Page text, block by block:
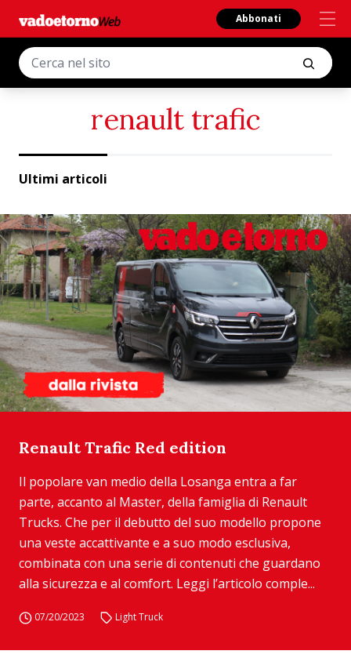
Abbonati
renault trafic
Ultimi articoli
Renault Trafic Red edition
Il popolare van medio della Losanga entra a far
parte, accanto al Master, della famiglia di Renault
Trucks. Che per il debutto del suo modello propone
una veste accattivante e a suo modo esclusiva,
combinata con una serie di contenuti che guardano
alla sicurezza e al comfort. Leggi l’articolo comple...
07/20/2023 Light Truck